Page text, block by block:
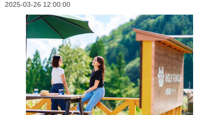
2025-03-26 12:00:00